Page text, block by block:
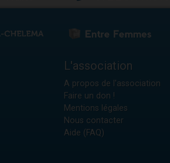
L'association
A propos de l'association
Faire un don !
Mentions légales
Nous contacter
Aide (FAQ)